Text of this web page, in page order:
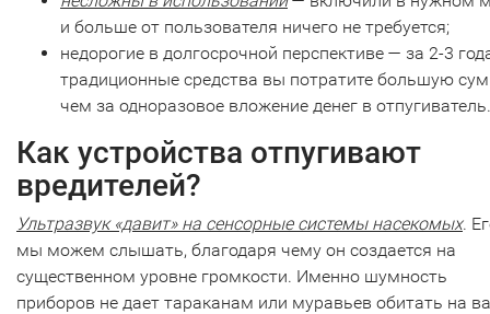
и больше от пользователя ничего не требуется;
недорогие в долгосрочной перспективе — за 2-3
традиционные средства вы потратите большую
чем за одноразовое вложение денег в отпугиватель.
Как устройства отпугивают
вредителей?
Ультразвук «давит» на сенсорные системы насекомых.
мы можем слышать, благодаря чему он создается на
существенном уровне громкости. Именно шумность
приборов не дает тараканам или муравьев обитать на